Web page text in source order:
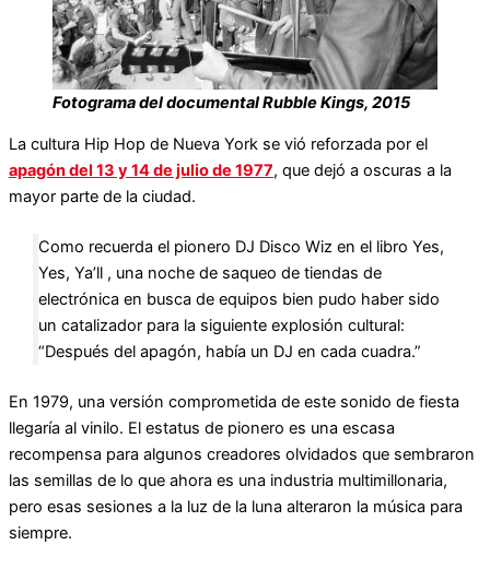
Fotograma del documental Rubble Kings, 2015
La cultura Hip Hop de Nueva York se vió reforzada por el
apagón del 13 y 14 de julio de 1977, que dejó a oscuras a la
mayor parte de la ciudad.
Como recuerda el pionero DJ Disco Wiz en el libro Yes,
Yes, Ya’ll , una noche de saqueo de tiendas de
electrónica en busca de equipos bien pudo haber sido
un catalizador para la siguiente explosión cultural:
“Después del apagón, había un DJ en cada cuadra.”
En 1979, una versión comprometida de este sonido de fiesta
llegaría al vinilo. El estatus de pionero es una escasa
recompensa para algunos creadores olvidados que sembraron
las semillas de lo que ahora es una industria multimillonaria,
pero esas sesiones a la luz de la luna alteraron la música para
siempre.